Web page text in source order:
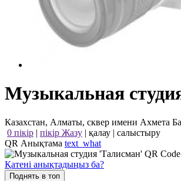
Музыкальная
Казахстан, Алматы, сквер имени Ахмета
0 пікір | пікір Жазу | қалау | салыстыру
QR Анықтама text_what
Қатені анықтадыңыз ба?
Поднять в топ